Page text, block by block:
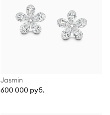
Jasmin
600 000 руб.